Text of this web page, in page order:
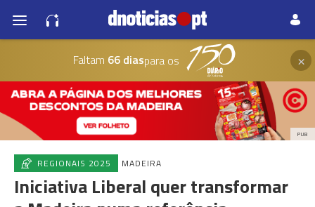
Faltam 66 diaspara os ×
PUB
REGIONAIS 2025 MADEIRA
Iniciativa Liberal quer transformar